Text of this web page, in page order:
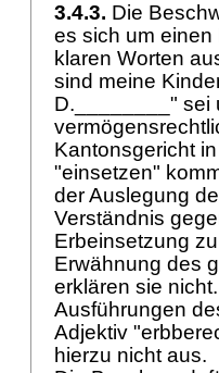
3.4.3. Die
es sich um
klaren Worten
sind meine
D.________" sei
Kantonsgericht
"einsetzen"
der Auslegung
Verständnis
Erbeinsetzung
Erwähnung des
erklären sie
Ausführungen
Adjektiv
hierzu nicht aus.